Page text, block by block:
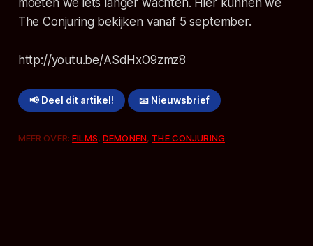
The Conjuring bekijken vanaf 5 september.
http://youtu.be/ASdHxO9zmz8
📢 Deel dit artikel! 📧 Nieuwsbrief
MEER OVER:FILMS,DEMONEN, THE CONJURING